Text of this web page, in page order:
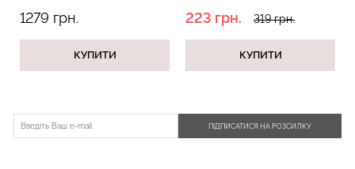
1279 грн.
КУПИТИ
223 грн. 319 грн.
КУПИТИ
ПІДПИСАТИСЯ НА РОЗСИЛКУ
489 грн.
299 грн.